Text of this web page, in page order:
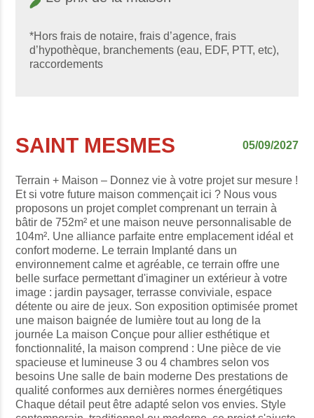
SAINT MESMES 05/09/2027
Terrain + Maison – Donnez vie à votre projet sur mesure !
Et si votre future maison commençait ici ? Nous vous
proposons un projet complet comprenant un terrain à
bâtir de 752m² et une maison neuve personnalisable de
104m². Une alliance parfaite entre emplacement idéal et
confort moderne. Le terrain Implanté dans un
environnement calme et agréable, ce terrain offre une
belle surface permettant d'imaginer un extérieur à votre
image : jardin paysager, terrasse conviviale, espace
détente ou aire de jeux. Son exposition optimisée promet
une maison baignée de lumière tout au long de la
journée La maison Conçue pour allier esthétique et
fonctionnalité, la maison comprend : Une pièce de vie
spacieuse et lumineuse 3 ou 4 chambres selon vos
besoins Une salle de bain moderne Des prestations de
qualité conformes aux dernières normes énergétiques
Chaque détail peut être adapté selon vos envies. Style
*Hors frais de notaire, frais d’agence, frais
d’hypothèque, branchements (eau, EDF, PTT, etc),
raccordements